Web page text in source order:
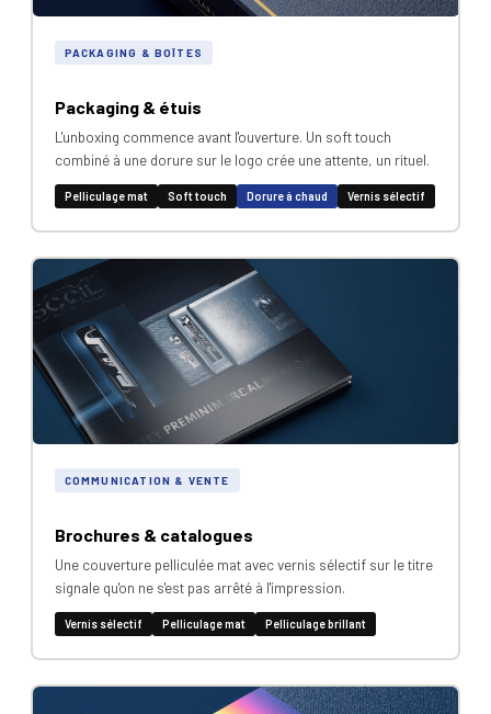
PACKAGING & BOÎTES
Packaging & étuis
L'unboxing commence avant l'ouverture. Un soft touch
combiné à une dorure sur le logo crée une attente, un rituel.
Pelliculage mat Soft touch Dorure à chaud Vernis sélectif
COMMUNICATION & VENTE
Brochures & catalogues
Une couverture pelliculée mat avec vernis sélectif sur le titre
signale qu'on ne s'est pas arrêté à l'impression.
Vernis sélectif Pelliculage mat Pelliculage brillant